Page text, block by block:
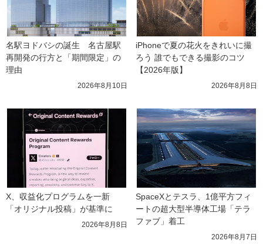
名駅ヨドバシの誕生　名古屋駅
再開発の行方と「期間限定」の
理由
2026年8月10日
iPhoneで夏の花火をきれいに撮
ろう 誰でもできる撮影のコツ
【2026年版】
2026年8月8日
X、収益化プログラムを一新
「オリジナル投稿」が基準に
2026年8月8日
SpaceXとテスラ、1億平方フィ
ートの超大型半導体工場「テラ
ファブ」着工
2026年8月7日